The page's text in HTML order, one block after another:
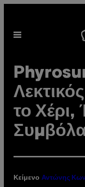
περιεχόμενο
Ανοίξτε
το Χέρι,
Κείμενο Αντώνης